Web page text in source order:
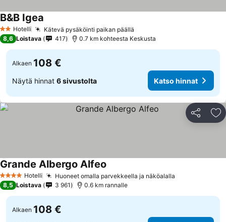
2 Tähtiluokitus
Hotelli Kätevä pysäköinti paikan päällä
B&B Igea
8,6 Loistava 417 0.7 km kohteesta Keskusta
Alkaen 108 €
Näytä hinnat 6 sivustolta Katso hinnat
Jaa
4 Tähtiluokitus
Hotelli Huoneet omalla parvekkeella ja näköalalla
Grande Albergo Alfeo
8,5 Loistava 3 961 0.6 km rannalle
Alkaen 108 €